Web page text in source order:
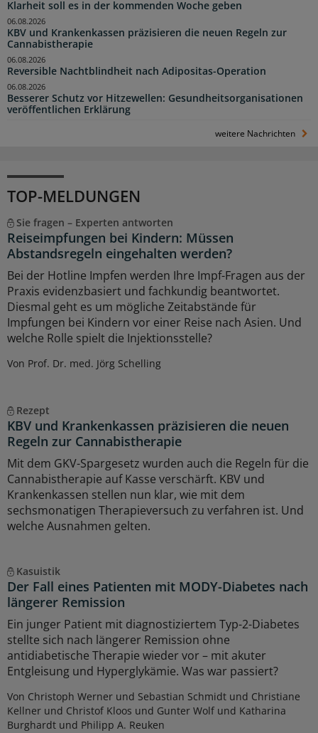
Klarheit soll es in der kommenden Woche geben
KBV und Krankenkassen präzisieren die neuen Regeln zur
Cannabistherapie
06.08.2026
Reversible Nachtblindheit nach Adipositas-Operation
06.08.2026
Besserer Schutz vor Hitzewellen: Gesundheitsorganisationen
veröffentlichen Erklärung
06.08.2026
weitere Nachrichten
TOP-MELDUNGEN
Sie fragen – Experten antworten
Reiseimpfungen bei Kindern: Müssen
Abstandsregeln eingehalten werden?
Bei der Hotline Impfen werden Ihre Impf-Fragen aus der
Praxis evidenzbasiert und fachkundig beantwortet.
Diesmal geht es um mögliche Zeitabstände für
Impfungen bei Kindern vor einer Reise nach Asien. Und
welche Rolle spielt die Injektionsstelle?
Von Prof. Dr. med. Jörg Schelling
Rezept
KBV und Krankenkassen präzisieren die neuen
Regeln zur Cannabistherapie
Mit dem GKV-Spargesetz wurden auch die Regeln für die
Cannabistherapie auf Kasse verschärft. KBV und
Krankenkassen stellen nun klar, wie mit dem
sechsmonatigen Therapieversuch zu verfahren ist. Und
welche Ausnahmen gelten.
Kasuistik
Der Fall eines Patienten mit MODY-Diabetes nach
längerer Remission
Ein junger Patient mit diagnostiziertem Typ-2-Diabetes
stellte sich nach längerer Remission ohne
antidiabetische Therapie wieder vor – mit akuter
Entgleisung und Hyperglykämie. Was war passiert?
Von Christoph Werner und Sebastian Schmidt und Christiane
Kellner und Christof Kloos und Gunter Wolf und Katharina
Burghardt und Philipp A. Reuken